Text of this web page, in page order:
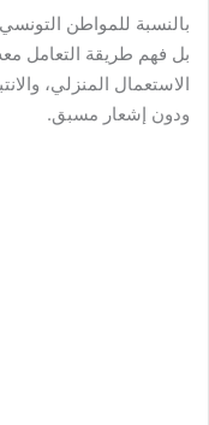
بالنسبة للمواطن
بل فهم طريقة التعامل
الاستعمال المنزلي،
ودون إشعار مسبق.